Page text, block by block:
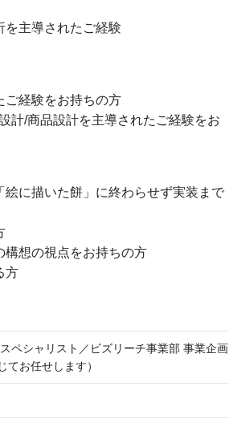
主導されたご経験
ご経験をお持ちの方
計/商品設計を主導されたご経験をお
絵に描いた餅」に終わらせず実装まで
構想の視点をお持ちの方
方
ペシャリスト／ビズリーチ事業部 事業企画
お任せします）